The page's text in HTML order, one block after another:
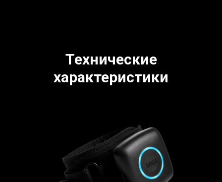
Технические
характеристики